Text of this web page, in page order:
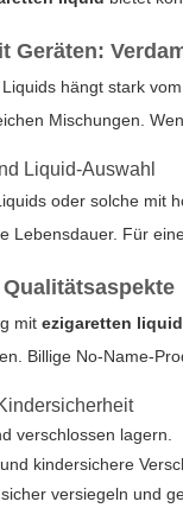
Geräten:
hängt stark
Mischungen.
Liquid-Auswahl
oder solche mit
Lebensdauer. Für
mitezigaretten liquid
Billige No-Name-
verschlossen lagern.
kindersichere
versiegeln und